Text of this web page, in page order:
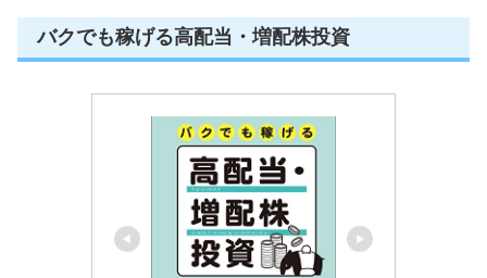
バクでも稼げる高配当・増配株投資